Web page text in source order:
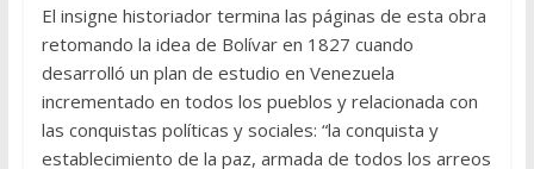
El insigne historiador termina las páginas de esta obra
retomando la idea de Bolívar en 1827 cuando
desarrolló un plan de estudio en Venezuela
incrementado en todos los pueblos y relacionada con
las conquistas políticas y sociales: “la conquista y
establecimiento de la paz, armada de todos los arreos